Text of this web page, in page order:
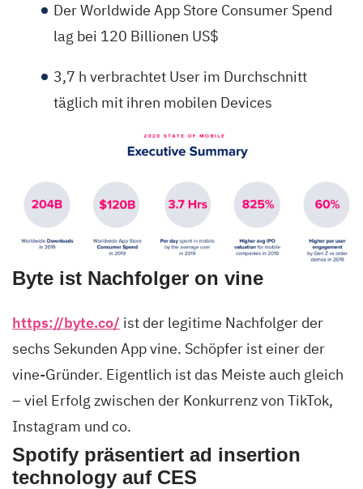
Der Worldwide App Store Consumer Spend
lag bei 120 Billionen US$
3,7 h verbrachtet User im Durchschnitt
täglich mit ihren mobilen Devices
Byte ist Nachfolger on vine
https://byte.co/ ist der legitime Nachfolger der
sechs Sekunden App vine. Schöpfer ist einer der
vine-Gründer. Eigentlich ist das Meiste auch gleich
– viel Erfolg zwischen der Konkurrenz von TikTok,
Instagram und co.
Spotify präsentiert ad insertion
technology auf CES